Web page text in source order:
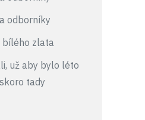
odborníky
bílého zlata
už aby bylo léto
tady